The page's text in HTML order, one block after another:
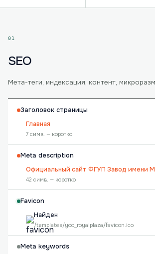
01
SEO
Мета-теги, индексация, контент,
Заголовок страницы
Главная
7 симв. — коротко
Meta description
Официальный сайт ФГУП Завод имени
42 симв. — коротко
Favicon
Найден
/templates/yoo_royalplaza/favicon.ico
Meta keywords